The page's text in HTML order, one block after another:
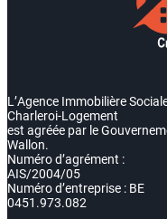
L’Agence Immobilière
Charleroi-Logement
est agréée par le
Wallon.
Numéro d’agrément :
AIS/2004/05
Numéro d’entreprise : BE
0451.973.082